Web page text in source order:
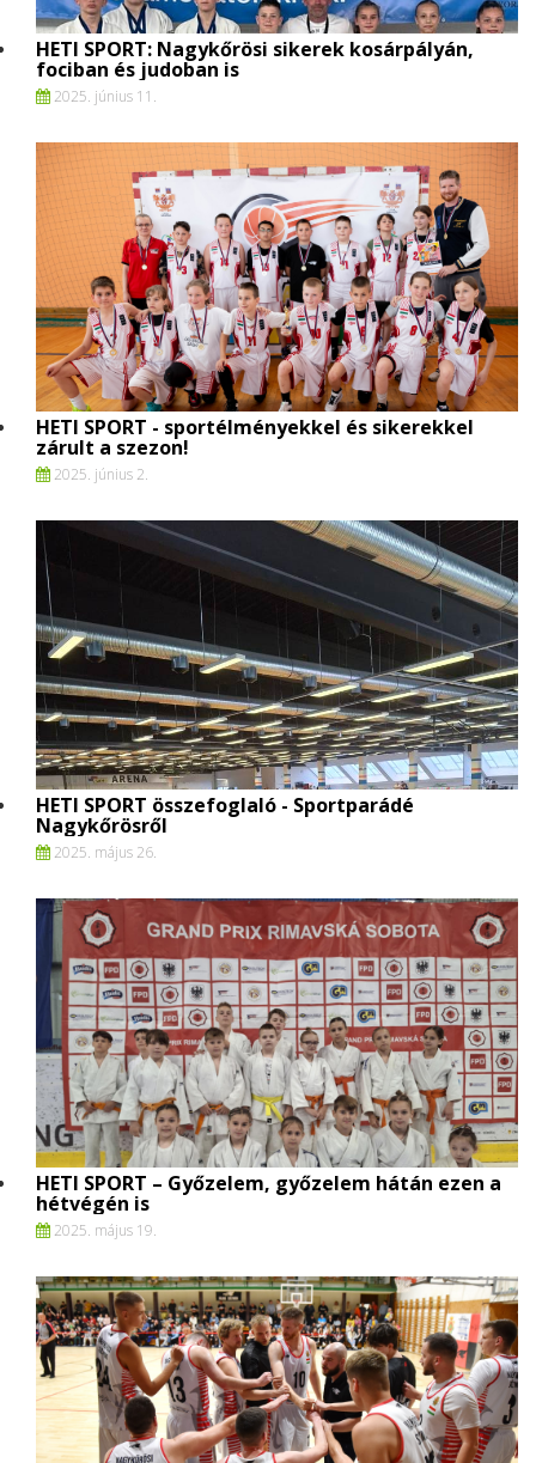
HETI SPORT: Nagykőrösi sikerek kosárpályán,
fociban és judoban is
2025. június 11.
HETI SPORT - sportélményekkel és sikerekkel
zárult a szezon!
2025. június 2.
HETI SPORT összefoglaló - Sportparádé
Nagykőrösről
2025. május 26.
HETI SPORT – Győzelem, győzelem hátán ezen a
hétvégén is
2025. május 19.